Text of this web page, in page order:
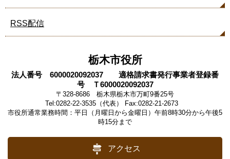
RSS配信
栃木市役所
法人番号 6000020092037 適格請求書発行事業者登録番
号 Ｔ6000020092037
〒328-8686 栃木県栃木市万町9番25号
Tel:0282-22-3535（代表） Fax:0282-21-2673
市役所通常業務時間：平日（月曜日から金曜日）午前8時30分から午後5
時15分まで
アクセス